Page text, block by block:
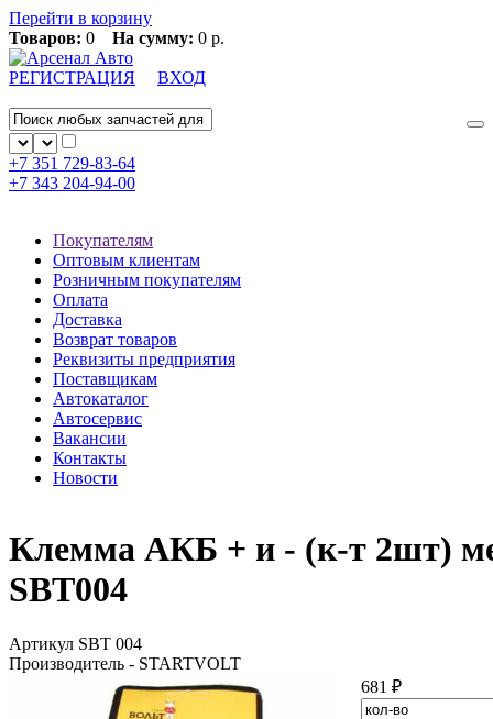
Перейти в корзину
Товаров: 0 На сумму: 0 р.
РЕГИСТРАЦИЯ ВХОД
+7 351 729-83-64
+7 343 204-94-00
Покупателям
Оптовым клиентам
Розничным покупателям
Оплата
Доставка
Возврат товаров
Реквизиты предприятия
Поставщикам
Автокаталог
Автосервис
Вакансии
Контакты
Новости
Клемма АКБ + и - (к-т 2шт)
SBT004
Артикул SBT 004
Производитель - STARTVOLT
681 ₽